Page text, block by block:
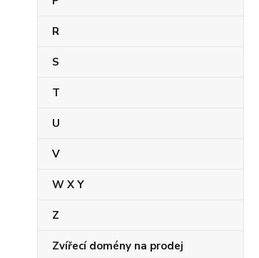
R
S
T
U
V
W X Y
Z
Zvířecí domény na prodej